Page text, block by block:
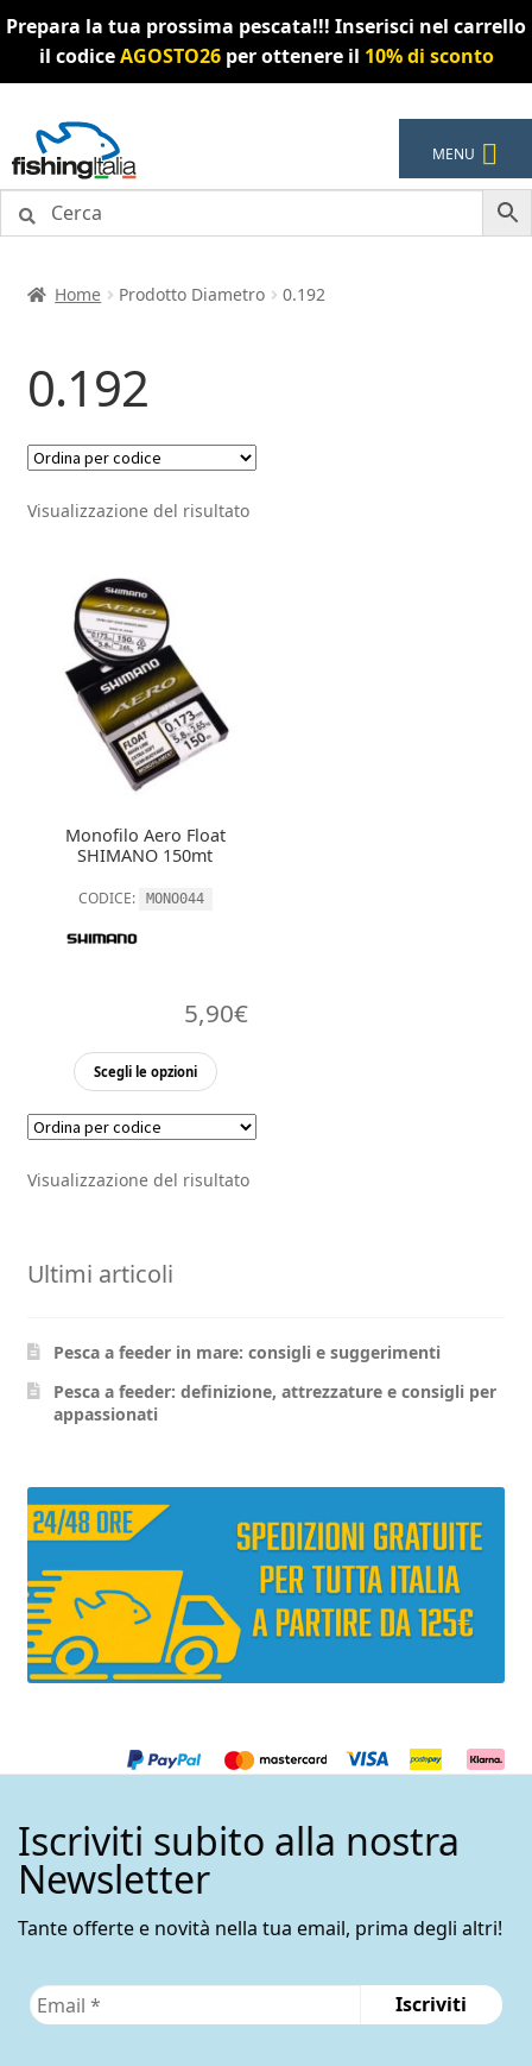
Prepara la tua prossima pescata!!! Inserisci nel carrello
il codiceAGOSTO26per ottenere il 10% di sconto
alla
navigazione
al
contenuto
MENU
Home Prodotto Diametro 0.192
0.192
Visualizzazione del risultato
Monofilo Aero Float
SHIMANO 150mt
CODICE: MONO044
5,90€
Scegli le opzioni
Questo
ha
varianti.
nella
pagina
Visualizzazione del risultato
Ultimi articoli
Pesca a feeder in mare: consigli e suggerimenti
Pesca a feeder: definizione, attrezzature e consigli per
appassionati
Iscriviti subito alla nostra
Newsletter
Tante offerte e novità nella tua email, prima degli altri!